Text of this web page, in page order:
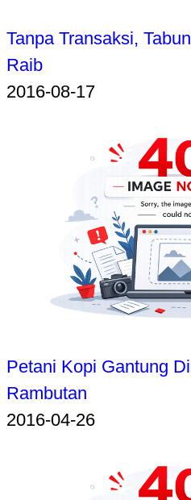
Tanpa Transaksi,
Raib
2016-08-17
Petani Kopi Gantung
Rambutan
2016-04-26